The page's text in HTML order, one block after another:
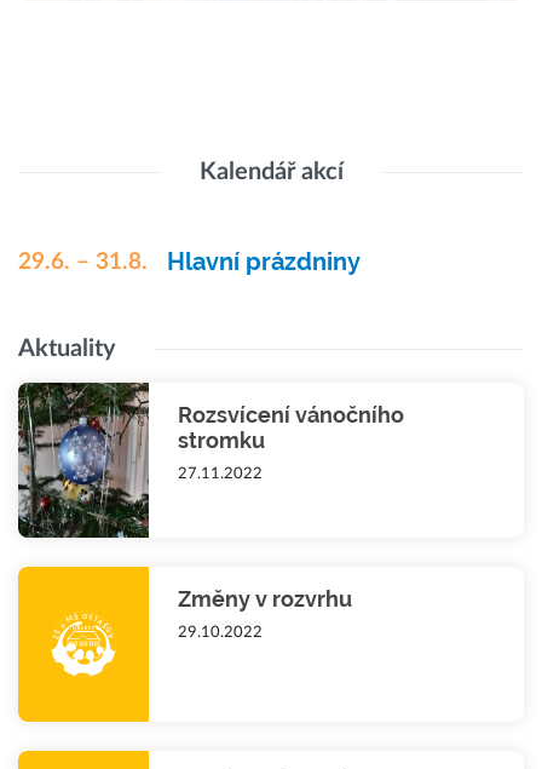
Kalendář akcí
29.6. – 31.8. Hlavní prázdniny
Aktuality
Rozsvícení vánočního
stromku
27.11.2022
Změny v rozvrhu
29.10.2022